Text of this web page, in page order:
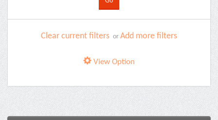
Clear current filters or Add more filters
View Option